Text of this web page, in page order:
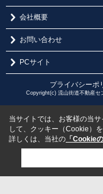
会社概要
お問い合わせ
PCサイト
プライバシーポ
Copyright(c) 流山街道不動産セ
当サイトでは、お客様の当
して、クッキー（Cookie）を
詳しくは、当社の 「Cookie